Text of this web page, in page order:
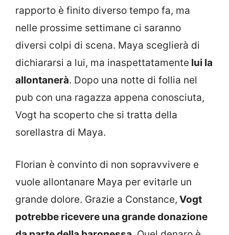
rapporto è finito diverso tempo fa, ma
nelle prossime settimane ci saranno
diversi colpi di scena. Maya sceglierà di
dichiararsi a lui, ma inaspettatamente lui la
allontanerà. Dopo una notte di follia nel
pub con una ragazza appena conosciuta,
Vogt ha scoperto che si tratta della
sorellastra di Maya.
Florian è convinto di non sopravvivere e
vuole allontanare Maya per evitarle un
grande dolore. Grazie a Constance, Vogt
potrebbe ricevere una grande donazione